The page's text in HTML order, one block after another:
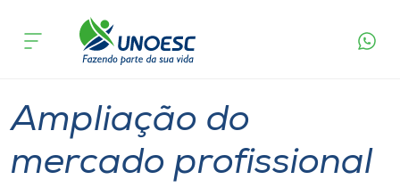
Cursos
acontece
Ampliação do
mercado profissional